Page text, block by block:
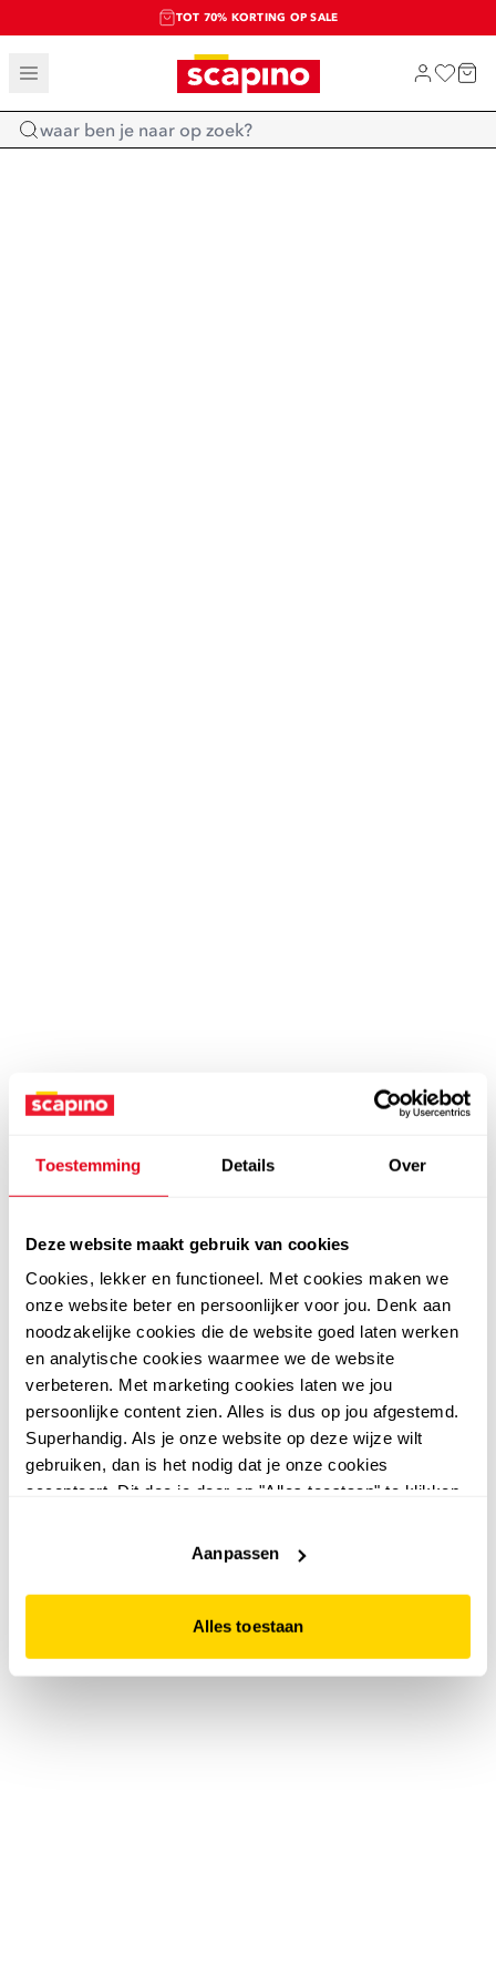
Toestemming Details Over
Deze website maakt gebruik van cookies
Cookies, lekker en functioneel. Met cookies maken we
onze website beter en persoonlijker voor jou. Denk aan
noodzakelijke cookies die de website goed laten werken
en analytische cookies waarmee we de website
verbeteren. Met marketing cookies laten we jou
persoonlijke content zien. Alles is dus op jou afgestemd.
Superhandig. Als je onze website op deze wijze wilt
gebruiken, dan is het nodig dat je onze cookies
accepteert. Dit doe je door op "Alles toestaan" te klikken.
website niet optimaal functioneert.
Aanpassen
Alles toestaan
TOT 70% KORTING OP SALE
SALE: LAATSTE KANS!
SHOP NIEUW
Home